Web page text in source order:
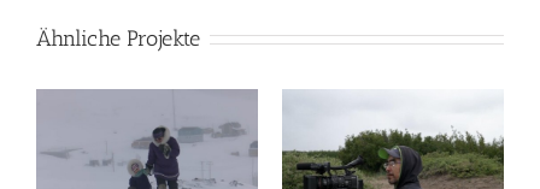
Ähnliche Projekte